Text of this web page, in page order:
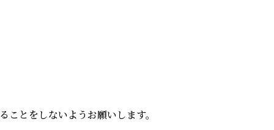
ことをしないようお願いします。